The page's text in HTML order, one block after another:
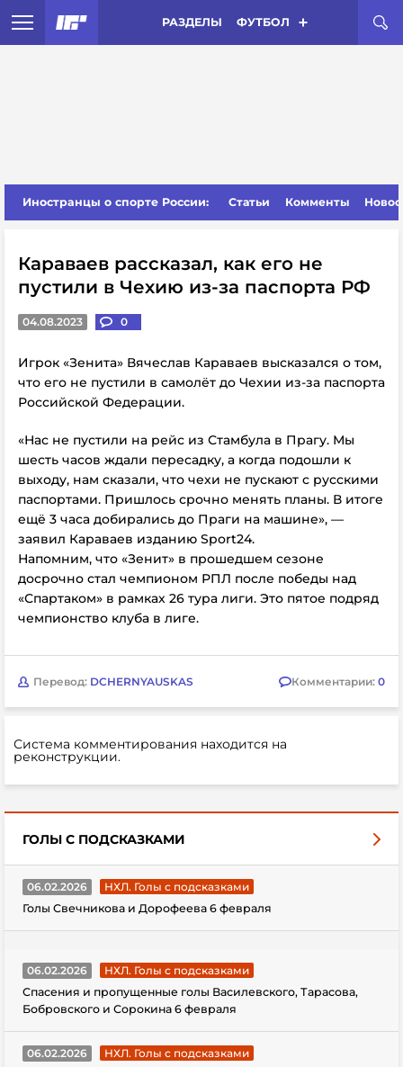
РАЗДЕЛЫ ФУТБОЛ
Иностранцы о спорте России: Статьи Комменты
Караваев рассказал, как его не
пустили в Чехию из-за паспорта РФ
04.08.2023 0
Игрок «Зенита» Вячеслав Караваев высказался о том,
что его не пустили в самолёт до Чехии из-за паспорта
Российской Федерации.
«Нас не пустили на рейс из Стамбула в Прагу. Мы
шесть часов ждали пересадку, а когда подошли к
выходу, нам сказали, что чехи не пускают с русскими
паспортами. Пришлось срочно менять планы. В итоге
ещё 3 часа добирались до Праги на машине», —
заявил Караваев изданию Sport24.
Напомним, что «Зенит» в прошедшем сезоне
досрочно стал чемпионом РПЛ после победы над
«Спартаком» в рамках 26 тура лиги. Это пятое подряд
чемпионство клуба в лиге.
Перевод: DCHERNYAUSKAS Комментарии: 0
Система комментирования находится на
реконструкции.
ГОЛЫ С ПОДСКАЗКАМИ
06.02.2026
НХЛ. Голы с подсказками
Голы Свечникова и Дорофеева 6 февраля
06.02.2026
НХЛ. Голы с подсказками
Спасения и пропущенные голы Василевского, Тарасова,
Бобровского и Сорокина 6 февраля
06.02.2026
НХЛ. Голы с подсказками